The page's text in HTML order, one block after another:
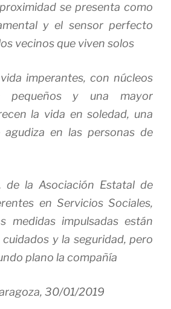
se presenta como
y el sensor perfecto
vecinos que viven solos
imperantes, con núcleos
pequeños y una mayor
la vida en soledad, una
agudiza en las personas de
de la Asociación Estatal de
en Servicios Sociales,
medidas impulsadas están
y la seguridad, pero
plano la compañía
30/01/2019